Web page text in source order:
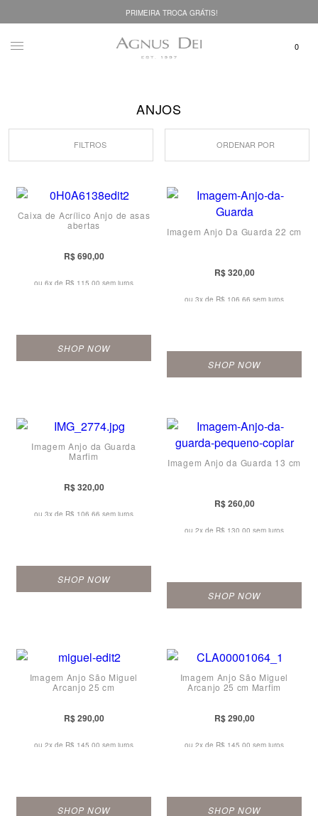
PRIMEIRA TROCA GRÁTIS!
ANJOS
FILTROS ORDENAR POR
Caixa de Acrílico Anjo de asas
abertas
R$ 690,00
ou 6x de R$ 115,00 sem juros
SHOP NOW
Imagem Anjo Da Guarda 22 cm
R$ 320,00
ou 3x de R$ 106,66 sem juros
SHOP NOW
Imagem Anjo da Guarda
Marfim
R$ 320,00
ou 3x de R$ 106,66 sem juros
SHOP NOW
Imagem Anjo da Guarda 13 cm
R$ 260,00
ou 2x de R$ 130,00 sem juros
SHOP NOW
Imagem Anjo São Miguel
Arcanjo 25 cm
R$ 290,00
ou 2x de R$ 145,00 sem juros
SHOP NOW
Imagem Anjo São Miguel
Arcanjo 25 cm Marfim
R$ 290,00
ou 2x de R$ 145,00 sem juros
SHOP NOW